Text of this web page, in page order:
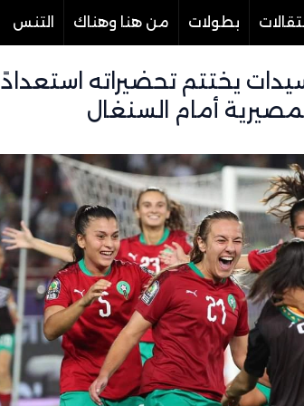
بطولات من هنا وهناك التنس
يختتم تحضيراته استعدادًا
أمام السنغال